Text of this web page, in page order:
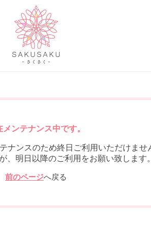
メンテナンス中です。
ナンスのため終日ご利用いただけませ
、明日以降のご利用をお願い致します
前のページへ戻る